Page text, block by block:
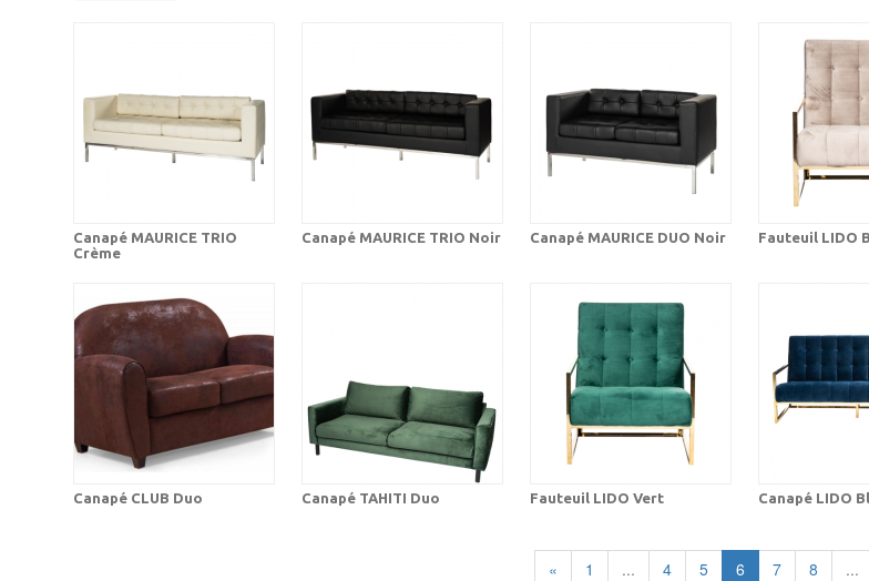
Canapé MAURICE TRIO
Crème
Canapé MAURICE TRIO Noir Canapé MAURICE DUO Noir Fauteuil LIDO
Canapé CLUB Duo Canapé TAHITI Duo Fauteuil LIDO Vert Canapé LIDO
« 1 ... 4 5 6 7 8 ...